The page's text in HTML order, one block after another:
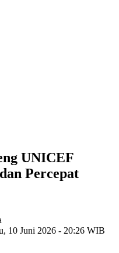
UNICEF
Percepat
10 Juni 2026 - 20:26 WIB